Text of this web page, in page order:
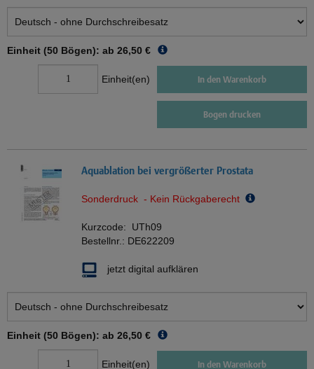
Einheit (50 Bögen): ab 26,50 €
Einheit(en) In den Warenkorb
Bogen drucken
Aquablation bei vergrößerter Prostata
Sonderdruck - Kein Rückgaberecht
Kurzcode: UTh09
Bestellnr.: DE622209
jetzt digital aufklären
Einheit (50 Bögen): ab 26,50 €
Einheit(en) In den Warenkorb